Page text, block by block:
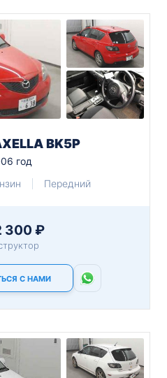
BK5P
год
Передний
300 ₽
С НАМИ